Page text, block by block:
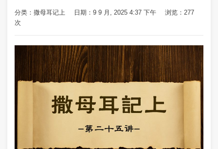
分类： 撒母耳记上 日期：9 9 月, 2025 4:37 下午
浏览：277
次